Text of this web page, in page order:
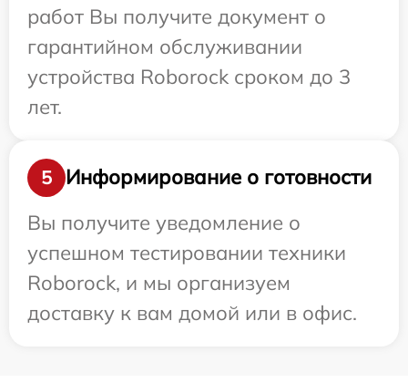
работ Вы получите документ о
гарантийном обслуживании
устройства Roborock сроком до 3
лет.
5
Информирование о готовности
Вы получите уведомление о
успешном тестировании техники
Roborock, и мы организуем
доставку к вам домой или в офис.